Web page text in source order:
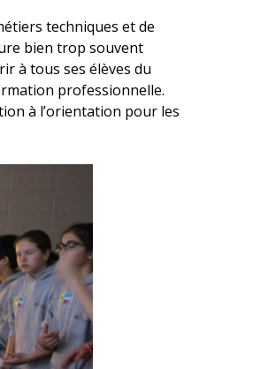
techniques et de
bien trop souvent
à tous ses élèves du
professionnelle.
à l’orientation pour les